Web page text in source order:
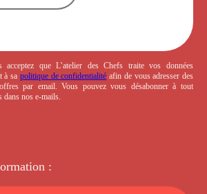
que L’atelier des Chefs traite vos données
à sa politique de confidentialité afin de vous adresser des
par email. Vous pouvez vous désabonner à tout
dans nos e-mails.
: